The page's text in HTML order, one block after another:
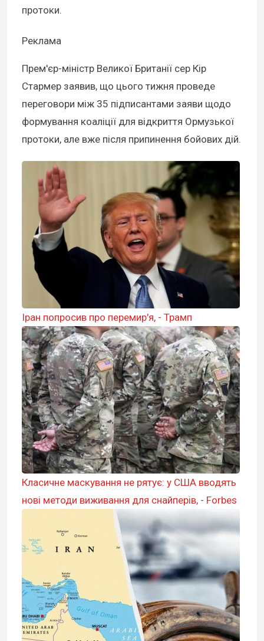
протоки.
Реклама
Прем'єр-міністр Великої Британії сер Кір
Стармер заявив, що цього тижня проведе
переговори між 35 підписантами заяви щодо
формування коаліції для відкриття Ормузької
протоки, але вже після припинення бойових дій.
Іран попросив про перемир'я, - Трамп
Класичне маскування не рятує: у США вводять
нові методи виживання для снайперів, - Forbes